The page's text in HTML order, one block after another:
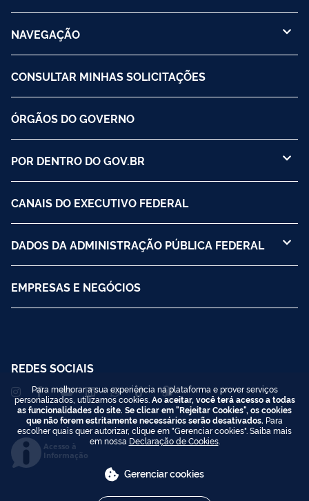
NAVEGAÇÃO
CONSULTAR MINHAS SOLICITAÇÕES
ÓRGÃOS DO GOVERNO
POR DENTRO DO GOV.BR
CANAIS DO EXECUTIVO FEDERAL
DADOS DA ADMINISTRAÇÃO PÚBLICA FEDERAL
EMPRESAS E NEGÓCIOS
REDES SOCIAIS
Acesso à
Informação
Para melhorar a sua experiência na plataforma e prover serviços
personalizados, utilizamos cookies. Ao aceitar, você terá acesso a todas
as funcionalidades do site. Se clicar em "Rejeitar Cookies", os cookies
que não forem estritamente necessários serão desativados. Para
escolher quais quer autorizar, clique em "Gerenciar cookies". Saiba mais
em nossa Declaração de Cookies.
Gerenciar cookies